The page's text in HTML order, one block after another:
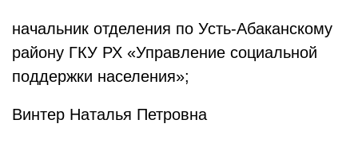
начальник отделения по Усть-Абаканскому
району ГКУ РХ «Управление социальной
поддержки населения»;
Винтер Наталья Петровна